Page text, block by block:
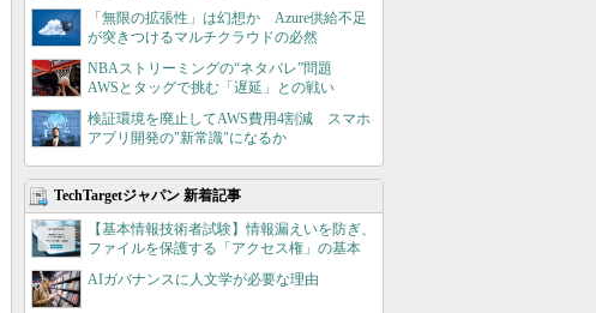
「無限の拡張性」は幻想か Azure供給不足
が突きつけるマルチクラウドの必然
NBAストリーミングの“ネタバレ”問題
AWSとタッグで挑む「遅延」との戦い
検証環境を廃止してAWS費用4割減 スマホ
アプリ開発の"新常識"になるか
TechTargetジャパン 新着記事
【基本情報技術者試験】情報漏えいを防ぎ、
ファイルを保護する「アクセス権」の基本
AIガバナンスに人文学が必要な理由